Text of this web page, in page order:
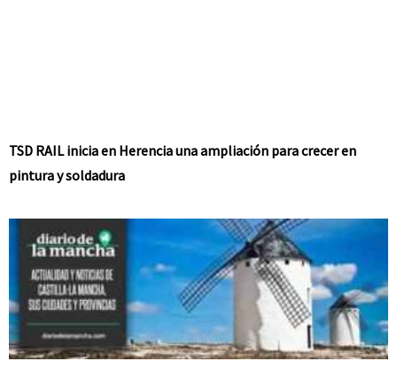
TSD RAIL inicia en Herencia una ampliación para crecer en
pintura y soldadura